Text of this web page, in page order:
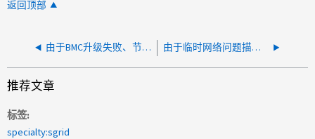
返回顶部
由于BMC升级失败、节点在升级期间无法重新启动 由于临时网络问题描述、ONTAP FabricPool无法连接到StorageGRID对象存储
推荐文章
标签
specialty:sgrid